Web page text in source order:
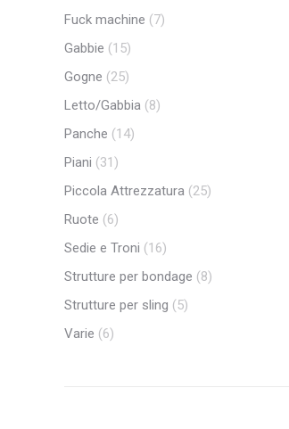
Fuck machine (7)
Gabbie (15)
Gogne (25)
Letto/Gabbia (8)
Panche (14)
Piani (31)
Piccola Attrezzatura (25)
Ruote (6)
Sedie e Troni (16)
Strutture per bondage (8)
Strutture per sling (5)
Varie (6)